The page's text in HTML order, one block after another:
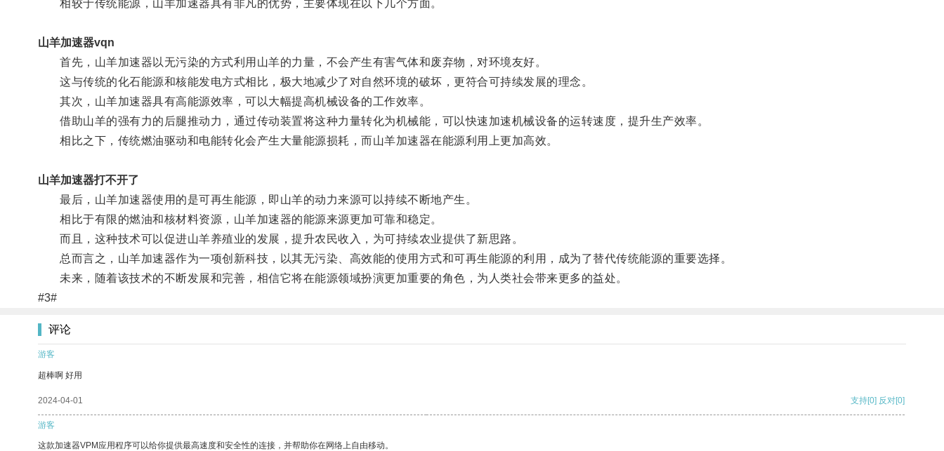
相较于传统能源，山羊加速器具有非凡的优势，主要体现在以下几个方面。
山羊加速器vqn
首先，山羊加速器以无污染的方式利用山羊的力量，不会产生有害气体和废弃物，对环境友好。
这与传统的化石能源和核能发电方式相比，极大地减少了对自然环境的破坏，更符合可持续发展的理念。
其次，山羊加速器具有高能源效率，可以大幅提高机械设备的工作效率。
借助山羊的强有力的后腿推动力，通过传动装置将这种力量转化为机械能，可以快速加速机械设备的运转速度，提升生产效率。
相比之下，传统燃油驱动和电能转化会产生大量能源损耗，而山羊加速器在能源利用上更加高效。
山羊加速器打不开了
最后，山羊加速器使用的是可再生能源，即山羊的动力来源可以持续不断地产生。
相比于有限的燃油和核材料资源，山羊加速器的能源来源更加可靠和稳定。
而且，这种技术可以促进山羊养殖业的发展，提升农民收入，为可持续农业提供了新思路。
总而言之，山羊加速器作为一项创新科技，以其无污染、高效能的使用方式和可再生能源的利用，成为了替代传统能源的重要选择。
未来，随着该技术的不断发展和完善，相信它将在能源领域扮演更加重要的角色，为人类社会带来更多的益处。
#3#
评论
游客
超棒啊 好用
2024-04-01 支持[0] 反对[0]
游客
这款加速器VPM应用程序可以给你提供最高速度和安全性的连接，并帮助你在网络上自由移动。